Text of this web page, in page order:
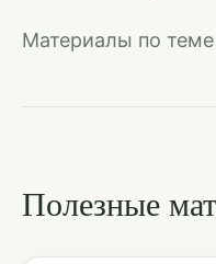
Материалы по
Полезные